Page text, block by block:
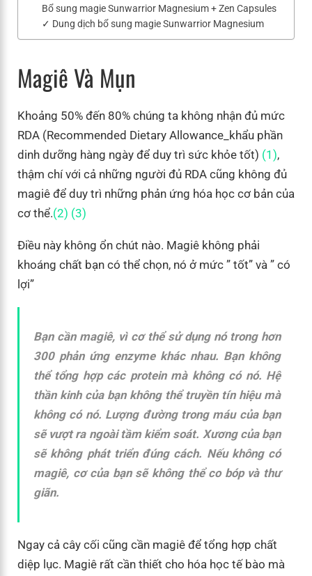
Bổ sung magie Sunwarrior Magnesium + Zen Capsules
Dung dịch bổ sung magie Sunwarrior Magnesium
Magiê Và Mụn
Khoảng 50% đến 80% chúng ta không nhận đủ mức
RDA (Recommended Dietary Allowance_khẩu phần
dinh dưỡng hàng ngày để duy trì sức khỏe tốt) (1),
thậm chí với cả những người đủ RDA cũng không đủ
magiê để duy trì những phản ứng hóa học cơ bản của
cơ thể.(2) (3)
Điều này không ổn chút nào. Magiê không phải
khoáng chất bạn có thể chọn, nó ở mức ” tốt” và ” có
lợi”
Bạn cần magiê, vì cơ thể sử dụng nó trong hơn
300 phản ứng enzyme khác nhau. Bạn không
thể tổng hợp các protein mà không có nó. Hệ
thần kinh của bạn không thể truyền tín hiệu mà
không có nó. Lượng đường trong máu của bạn
sẽ vượt ra ngoài tầm kiểm soát. Xương của bạn
sẽ không phát triển đúng cách. Nếu không có
magiê, cơ của bạn sẽ không thể co bóp và thư
giãn.
Ngay cả cây cối cũng cần magiê để tổng hợp chất
diệp lục. Magiê rất cần thiết cho hóa học tế bào mà